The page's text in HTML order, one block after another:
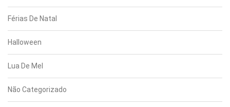
Férias De Natal
Halloween
Lua De Mel
Não Categorizado